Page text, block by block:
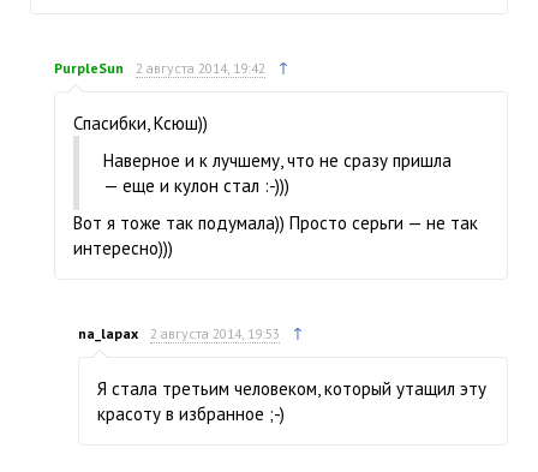
PurpleSun 2 августа 2014, 19:42 ↑
Спасибки, Ксюш))
Наверное и к лучшему, что не сразу пришла
— еще и кулон стал :-)))
Вот я тоже так подумала)) Просто серьги — не так
интересно)))
na_lapax 2 августа 2014, 19:53 ↑
Я стала третьим человеком, который утащил эту
красоту в избранное ;-)